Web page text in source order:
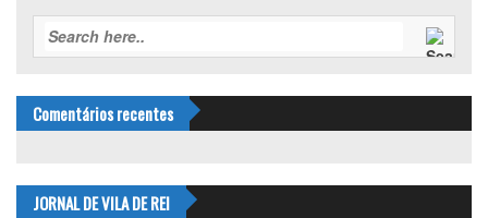
Comentários recentes
JORNAL DE VILA DE REI